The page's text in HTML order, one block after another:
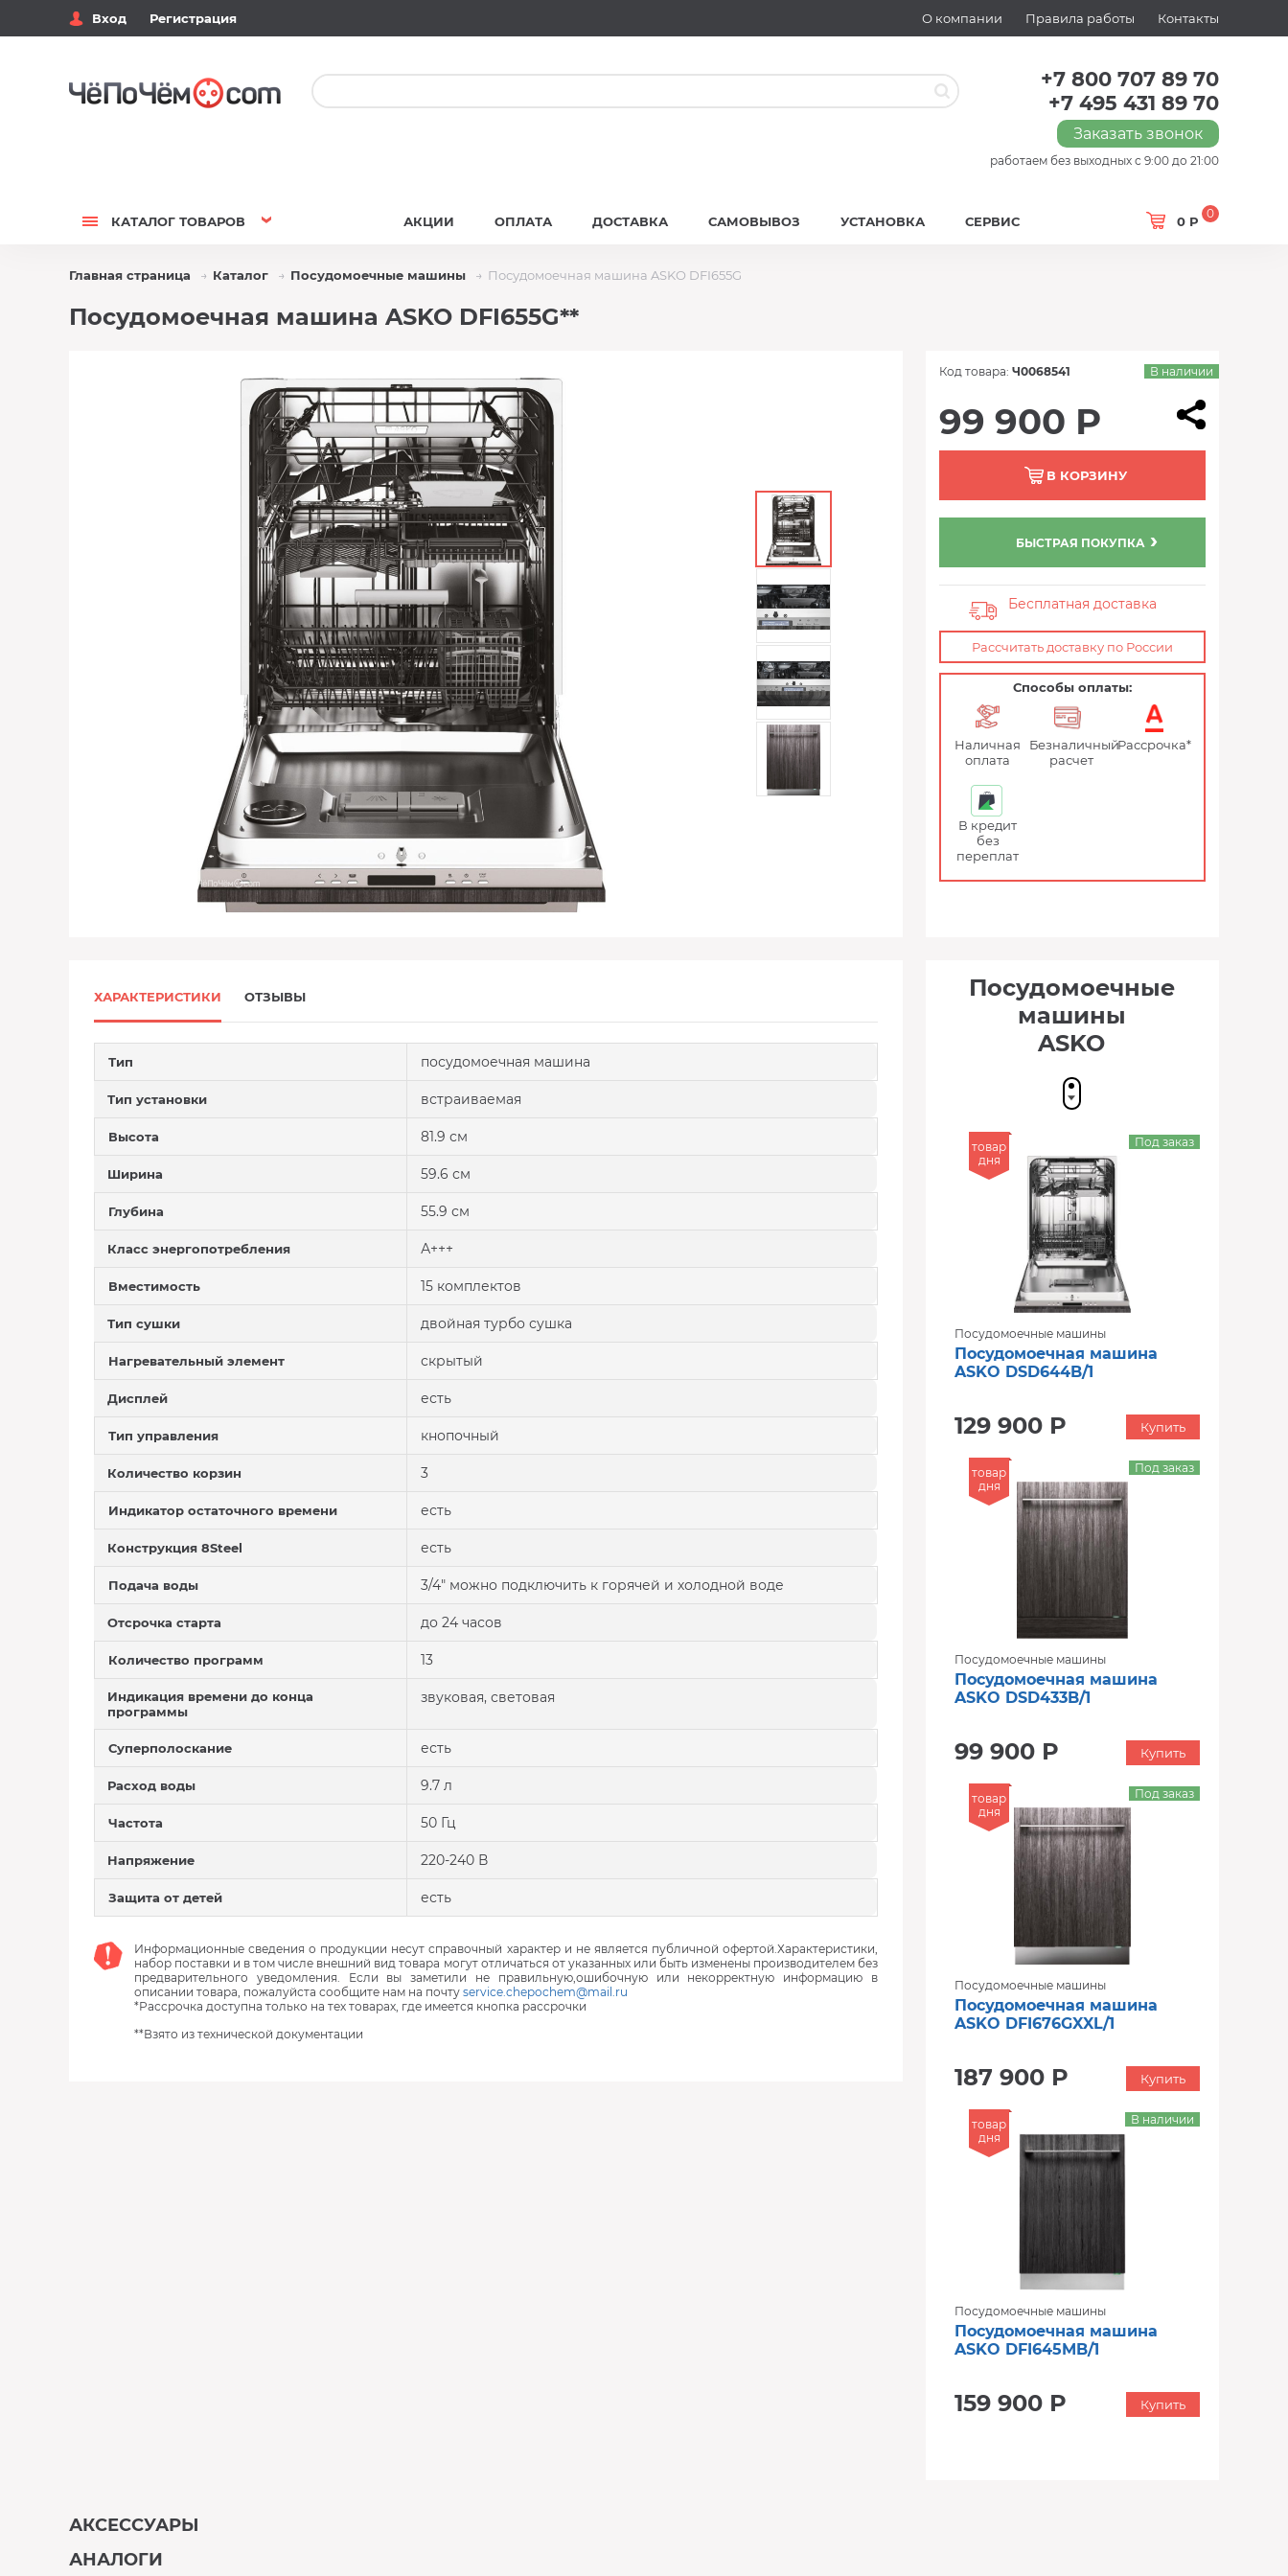
Вход Регистрация О компании Правила работы Контакты
+7 800 707 89 70
+7 495 431 89 70
Заказать звонок
работаем без выходных с 9:00 до 21:00
КАТАЛОГ ТОВАРОВ 0 Р
0
АКЦИИ ОПЛАТА ДОСТАВКА САМОВЫВОЗ УСТАНОВКА СЕРВИС
Главная страница Каталог Посудомоечные машины Посудомоечная машина ASKO DFI655G
Посудомоечная машина ASKO DFI655G**
Код товара: Ч0068541 В наличии
99 900 Р
В КОРЗИНУ
БЫСТРАЯ ПОКУПКА
Бесплатная доставка
Рассчитать доставку по России
Способы оплаты:
Наличная
оплата
Безналичный
расчет
Рассрочка*
В кредит
без
переплат
ХАРАКТЕРИСТИКИ ОТЗЫВЫ
Тип посудомоечная машина
Тип установки встраиваемая
Высота 81.9 см
Ширина 59.6 см
Глубина 55.9 см
Класс энергопотребления А+++
Вместимость 15 комплектов
Тип сушки двойная турбо сушка
Нагревательный элемент скрытый
Дисплей есть
Тип управления кнопочный
Количество корзин 3
Индикатор остаточного времени есть
Конструкция 8Steel есть
Подача воды 3/4" можно подключить к горячей и холодной воде
Отсрочка старта до 24 часов
Количество программ 13
Индикация времени до конца
программы
звуковая, световая
Суперполоскание есть
Расход воды 9.7 л
Частота 50 Гц
Напряжение 220-240 В
Защита от детей есть
Информационные сведения о продукции несут справочный характер и не является публичной офертой.Характеристики,
набор поставки и в том числе внешний вид товара могут отличаться от указанных или быть изменены производителем без
предварительного уведомления. Если вы заметили не правильную,ошибочную или некорректную информацию в
описании товара, пожалуйста сообщите нам на почту service.chepochem@mail.ru
*Рассрочка доступна только на тех товарах, где имеется кнопка рассрочки
**Взято из технической документации
Посудомоечные
машины
ASKO
товар
дня
Посудомоечные машины
Посудомоечная машина
ASKO DSD644B/1
129 900 Р
Под заказ
Купить
товар
дня
Посудомоечные машины
Посудомоечная машина
ASKO DSD433B/1
99 900 Р
Под заказ
Купить
товар
дня
Посудомоечные машины
Посудомоечная машина
ASKO DFI676GXXL/1
187 900 Р
Под заказ
Купить
товар
дня
Посудомоечные машины
Посудомоечная машина
ASKO DFI645MB/1
159 900 Р
В наличии
Купить
АКСЕССУАРЫ
АНАЛОГИ